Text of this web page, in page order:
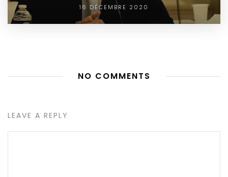
16 DÉCEMBRE 2020
NO COMMENTS
LEAVE A REPLY